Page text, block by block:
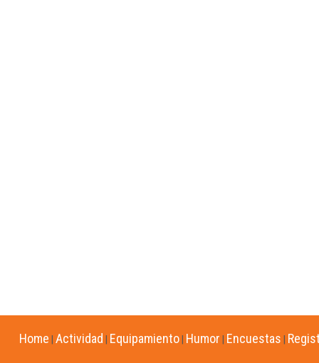
Home Actividad Equipamiento Humor Encuestas